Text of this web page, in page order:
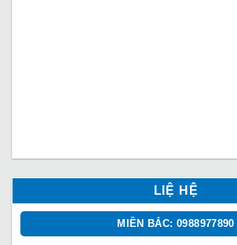
LIỆ HỆ
MIỀN BẮC: 0988977890